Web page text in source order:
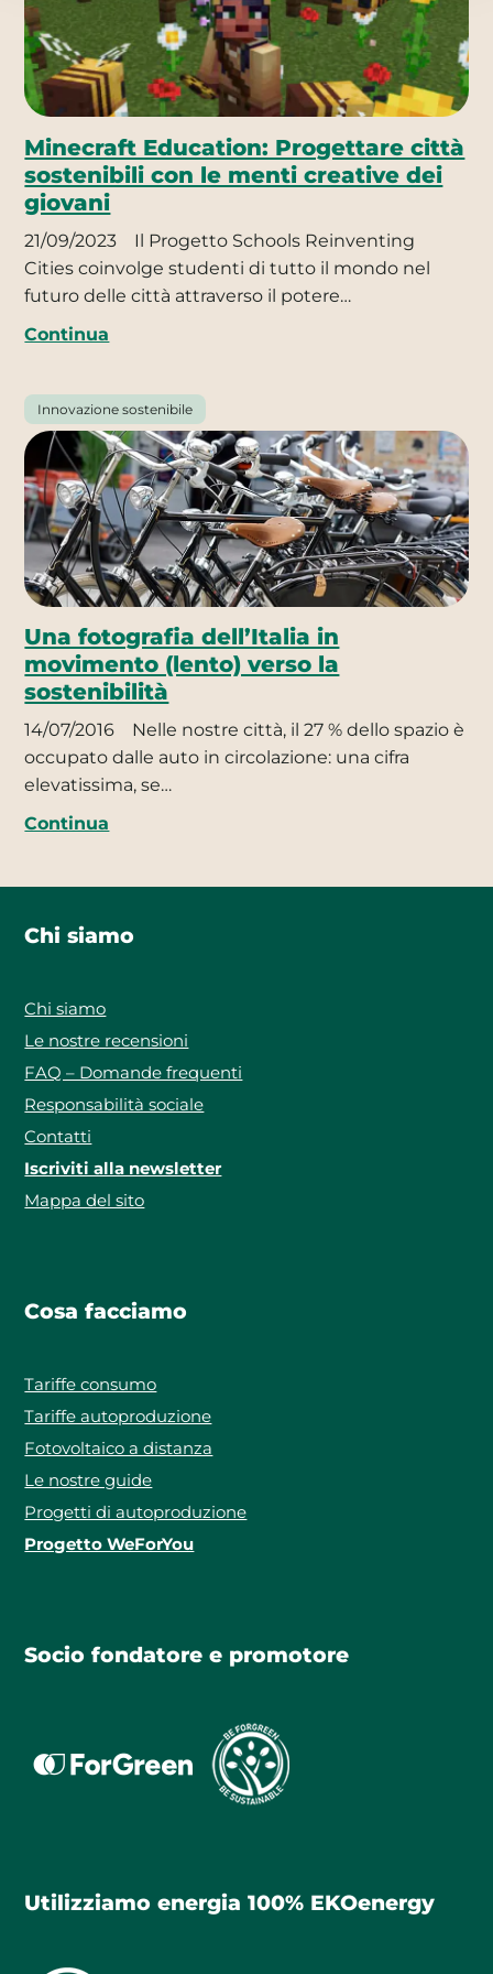
Minecraft Education: Progettare città
sostenibili con le menti creative dei
giovani
21/09/2023
Il Progetto Schools Reinventing
Cities coinvolge studenti di tutto il mondo nel
futuro delle città attraverso il potere…
Continua
Innovazione sostenibile
Una fotografia dell’Italia in
movimento (lento) verso la
sostenibilità
14/07/2016
Nelle nostre città, il 27 % dello spazio è
occupato dalle auto in circolazione: una cifra
elevatissima, se…
Continua
Chi siamo
Chi siamo
Le nostre recensioni
FAQ – Domande frequenti
Responsabilità sociale
Contatti
Iscriviti alla newsletter
Mappa del sito
Cosa facciamo
Tariffe consumo
Tariffe autoproduzione
Fotovoltaico a distanza
Le nostre guide
Progetti di autoproduzione
Progetto WeForYou
Socio fondatore e promotore
Utilizziamo energia 100% EKOenergy